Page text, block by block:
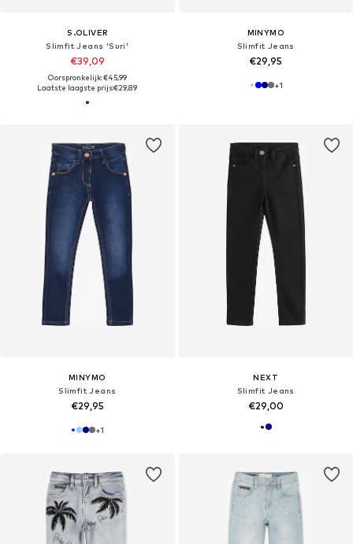
S.OLIVER
Slimfit Jeans 'Suri'
€39,09
Oorspronkelijk: €45,99
Laatste laagste prijs:€29,89
MINYMO
Slimfit Jeans
€29,95
+1
MINYMO
Slimfit Jeans
€29,95
+1
NEXT
Slimfit Jeans
€29,00